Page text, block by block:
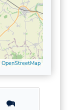
OpenStreetMap